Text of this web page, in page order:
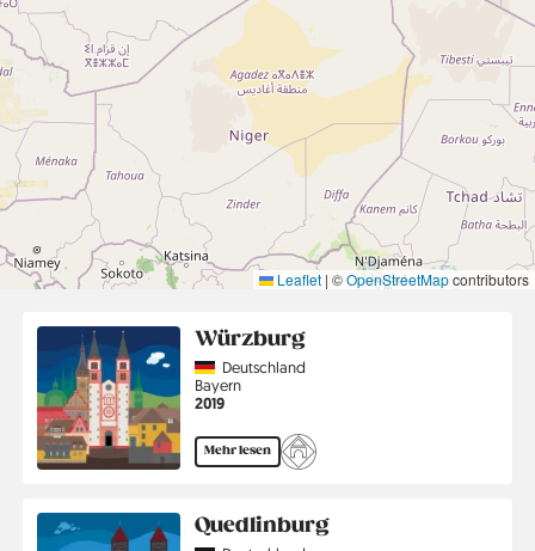
Leaflet | ©OpenStreetMapcontributors
Würzburg
CountryDeutschland
Region
Bayern
Jahr
2019
Mehr lesen
Quedlinburg